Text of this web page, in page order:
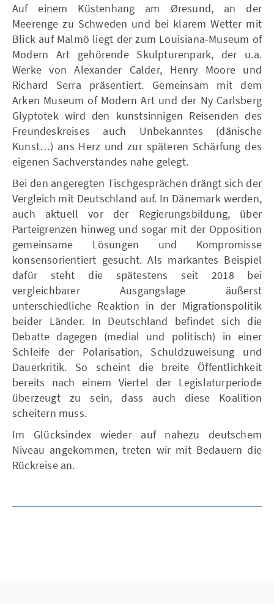
Auf einem Küstenhang am Øresund, an der
Meerenge zu Schweden und bei klarem Wetter mit
Blick auf Malmö liegt der zum Louisiana-Museum of
Modern Art gehörende Skulpturenpark, der u.a.
Werke von Alexander Calder, Henry Moore und
Richard Serra präsentiert. Gemeinsam mit dem
Arken Museum of Modern Art und der Ny Carlsberg
Glyptotek wird den kunstsinnigen Reisenden des
Freundeskreises auch Unbekanntes (dänische
Kunst…) ans Herz und zur späteren Schärfung des
eigenen Sachverstandes nahe gelegt.
Bei den angeregten Tischgesprächen drängt sich der
Vergleich mit Deutschland auf. In Dänemark werden,
auch aktuell vor der Regierungsbildung, über
Parteigrenzen hinweg und sogar mit der Opposition
gemeinsame Lösungen und Kompromisse
konsensorientiert gesucht. Als markantes Beispiel
dafür steht die spätestens seit 2018 bei
vergleichbarer Ausgangslage äußerst
unterschiedliche Reaktion in der Migrationspolitik
beider Länder. In Deutschland befindet sich die
Debatte dagegen (medial und politisch) in einer
Schleife der Polarisation, Schuldzuweisung und
Dauerkritik. So scheint die breite Öffentlichkeit
bereits nach einem Viertel der Legislaturperiode
überzeugt zu sein, dass auch diese Koalition
scheitern muss.
Im Glücksindex wieder auf nahezu deutschem
Niveau angekommen, treten wir mit Bedauern die
Rückreise an.